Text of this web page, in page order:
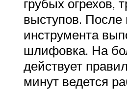
грубых огрехов,
выступов. После
инструмента
шлифовка. На
действует
минут ведется